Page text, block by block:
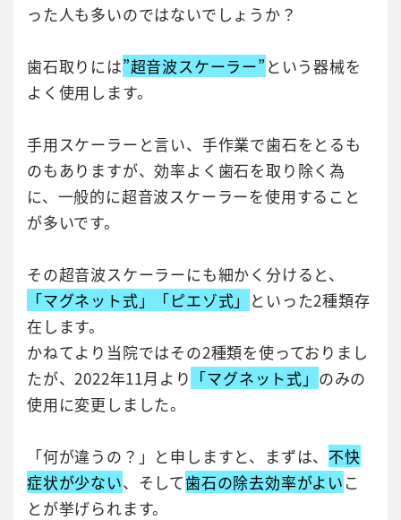
った人も多いのではないでしょうか？
歯石取りには”超音波スケーラー” という器械を
よく使用します。
手用スケーラーと言い、手作業で歯石をとるも
のもありますが、効率よく歯石を取り除く為
に、一般的に超音波スケーラーを使用すること
が多いです。
その超音波スケーラーにも細かく分けると、
「マグネット式」「ピエゾ式」 といった2種類存
在します。
かねてより当院ではその2種類を使っておりまし
たが、2022年11月より 「マグネット式」 のみの
使用に変更しました。
「何が違うの？」と申しますと、まずは、 不快
症状が少ない、そして歯石の除去効率がよい こ
とが挙げられます。